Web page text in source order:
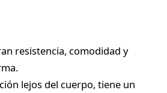
resistencia, comodidad y
lejos del cuerpo, tiene un